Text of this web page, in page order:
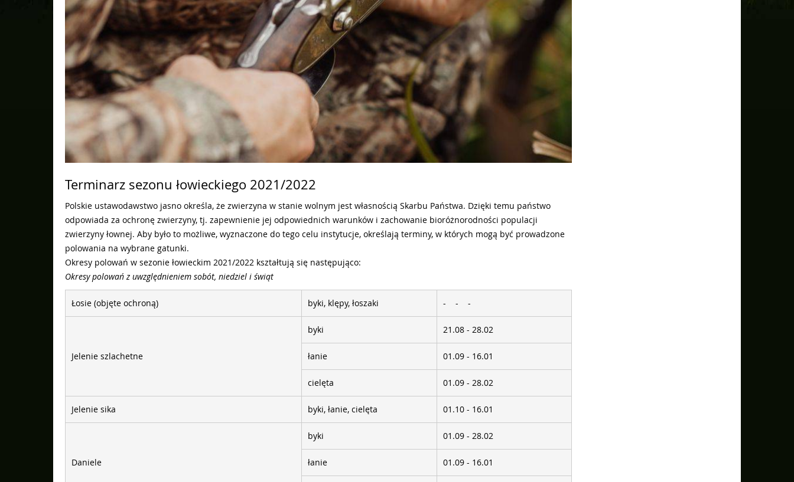
Terminarz sezonu łowieckiego 2021/2022
Polskie ustawodawstwo jasno określa, że zwierzyna w stanie wolnym jest własnością Skarbu Państwa. Dzięki temu państwo
odpowiada za ochronę zwierzyny, tj. zapewnienie jej odpowiednich warunków i zachowanie bioróżnorodności populacji
zwierzyny łownej. Aby było to możliwe, wyznaczone do tego celu instytucje, określają terminy, w których mogą być prowadzone
polowania na wybrane gatunki.
Okresy polowań w sezonie łowieckim 2021/2022 kształtują się następująco:
Okresy polowań z uwzględnieniem sobót, niedziel i świąt
Łosie (objęte ochroną) byki, klępy, łoszaki - - -
Jelenie szlachetne
byki 21.08 - 28.02
łanie 01.09 - 16.01
cielęta 01.09 - 28.02
Jelenie sika byki, łanie, cielęta 01.10 - 16.01
Daniele
byki 01.09 - 28.02
łanie 01.09 - 16.01